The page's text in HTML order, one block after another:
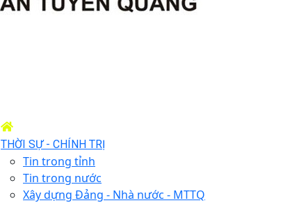
THỜI SỰ - CHÍNH TRỊ
Tin trong tỉnh
Tin trong nước
Xây dựng Đảng - Nhà nước - MTTQ